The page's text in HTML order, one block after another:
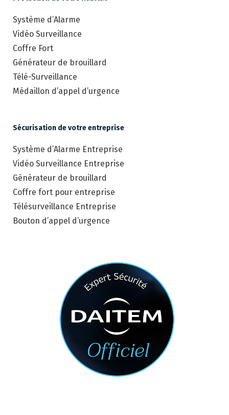
Système d’Alarme
Vidéo Surveillance
Coffre Fort
Générateur de brouillard
Télé-Surveillance
Médaillon d’appel d’urgence
Sécurisation de votre entreprise
Système d’Alarme Entreprise
Vidéo Surveillance Entreprise
Générateur de brouillard
Coffre fort pour entreprise
Télésurveillance Entreprise
Bouton d’appel d’urgence